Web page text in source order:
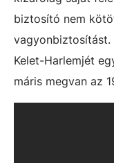
biztosító nem
vagyonbiztosítást.
Kelet-Harlemjét
máris megvan az